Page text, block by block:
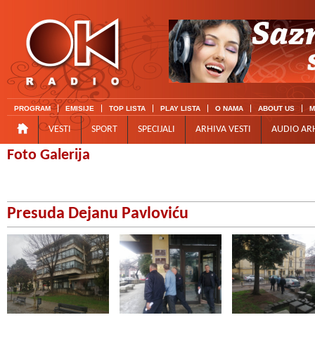
PROGRAM EMISIJE TOP LISTA PLAY LISTA O NAMA ABOUT US
VESTI SPORT SPECIJALI ARHIVA VESTI AUDIO
Foto Galerija
Presuda Dejanu Pavloviću